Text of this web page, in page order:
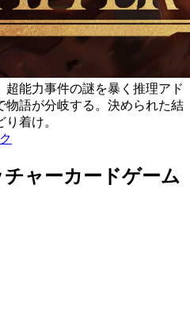
能力事件の謎を暴く推理アド
物語が分岐する。決められた結
着け。
ャーカードゲーム